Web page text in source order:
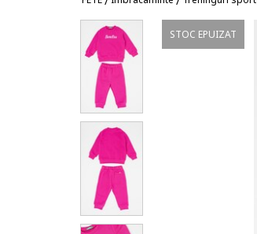
STOC EPUIZAT